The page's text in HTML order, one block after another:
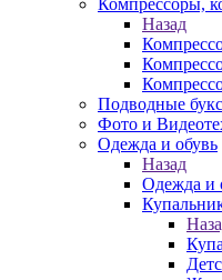
Компрессоры,
Назад
Подводные
Фото и
Одежда и обувь
Назад
Одежда и